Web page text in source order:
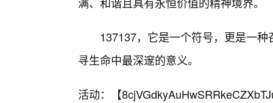
137137，它是一个符号，更是一
寻生命中最深邃的意义。
活动：【